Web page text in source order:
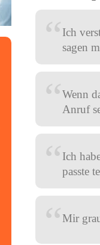
“Ich
sagen
“Wenn
Anruf
“Ich
passte
“Mir